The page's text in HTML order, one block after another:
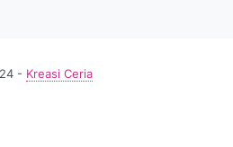
- Kreasi Ceria